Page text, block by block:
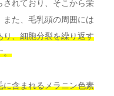
されており、そこから栄
た、毛乳頭の周囲には
、細胞分裂を繰り返す
。
に含まれるメラニン色素